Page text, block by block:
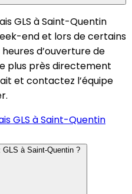
GLS à Saint-Quentin
end et lors de certains
d’ouverture de
plus près directement
et contactez l’équipe
GLS à Saint-Quentin
à Saint-Quentin ?